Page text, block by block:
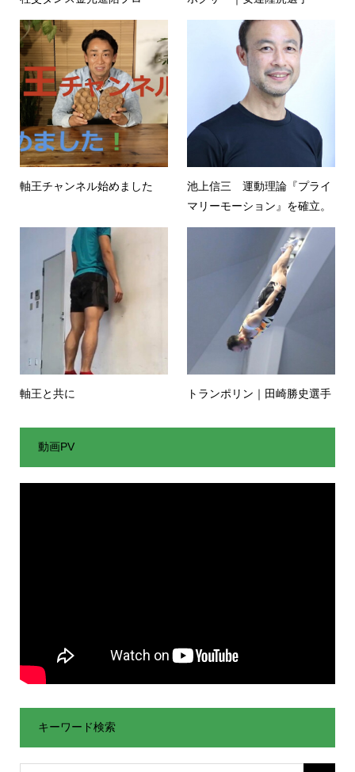
軸王チャンネル始めました
池上信三 運動理論『プライ
マリーモーション』を確⽴。
軸王と共に トランポリン｜田崎勝史選手
動画PV
キーワード検索